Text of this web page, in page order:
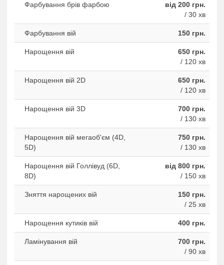
Фарбування брів фарбою
від 200 грн.
/ 30 хв
Фарбування вій 150 грн.
Нарощення вій
650 грн.
/ 120 хв
Нарощення вій 2D
650 грн.
/ 120 хв
Нарощення вій 3D
700 грн.
/ 130 хв
Нарощення вій мегаоб'єм (4D,
5D)
750 грн.
/ 130 хв
Нарощення вій Голлівуд (6D,
8D)
від 800 грн.
/ 150 хв
Зняття нарощених вій
150 грн.
/ 25 хв
Нарощення кутиків вій 400 грн.
Ламінування вій
700 грн.
/ 90 хв